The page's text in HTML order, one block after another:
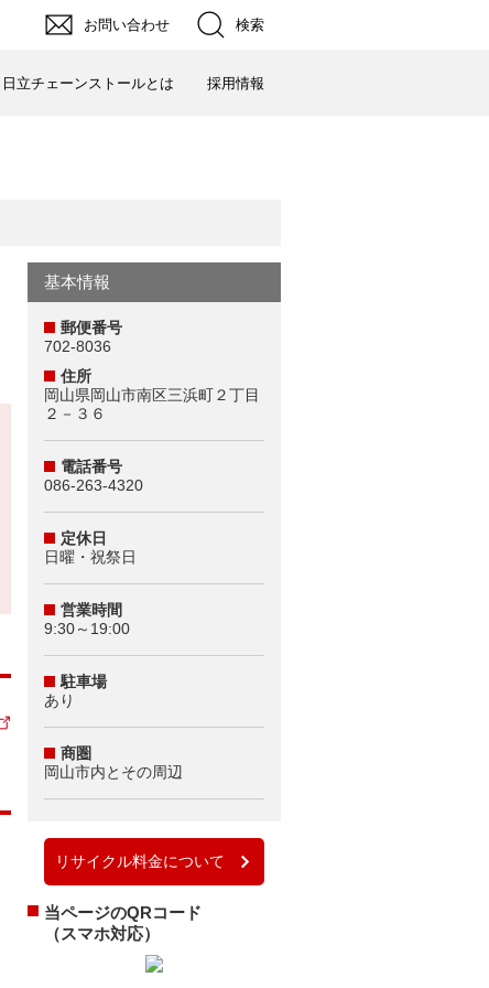
お問い合わせ 検索
日立チェーンストールとは 採用情報
基本情報
郵便番号
702-8036
住所
岡山県岡山市南区三浜町２丁目
２－３６
電話番号
086-263-4320
定休日
日曜・祝祭日
営業時間
9:30～19:00
駐車場
あり
商圏
岡山市内とその周辺
リサイクル料金について
当ページのQRコード
（スマホ対応）